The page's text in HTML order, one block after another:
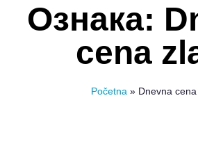
Ознака:
cena
Početna » Dnevna